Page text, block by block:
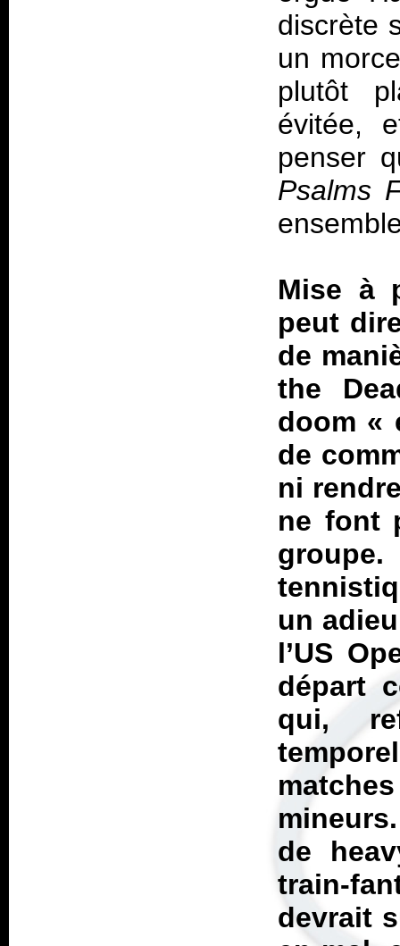
discrète
un
plutôt
évitée,
penser
Psalms
Mise à
peut
de
the
doom «
de
ni
ne font
un
l’US
départ
qui,
de
train-
devrait